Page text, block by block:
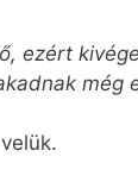
ezért